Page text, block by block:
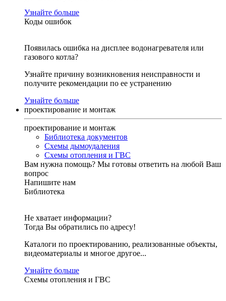
Узнайте больше
Коды ошибок
Появилась ошибка на дисплее водонагревателя или
газового котла?
Узнайте причину возникновения неисправности и
получите рекомендации по ее устранению
Узнайте больше
проектирование и монтаж
проектирование и монтаж
Библиотека документов
Схемы дымоудаления
Схемы отопления и ГВС
Вам нужна помощь? Мы готовы ответить на любой Ваш
вопрос
Напишите нам
Библиотека
Не хватает информации?
Тогда Вы обратились по адресу!
Каталоги по проектированию, реализованные объекты,
видеоматериалы и многое другое...
Узнайте больше
Схемы отопления и ГВС